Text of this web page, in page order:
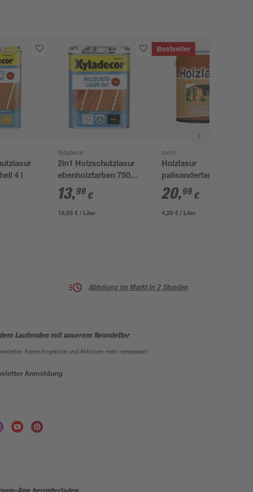
4 l
Xyladecor
2in1 Holzschutzlasur
ebenholzfarben 750
ml
13,99 €
18,65 € / Liter
Bestseller
toom
Holzlasur
palisanderfarben 5 l
20,99 €
4,20 € / Liter
Abholung im Markt in 2 Stunden
Laufenden mit unserem Newsletter
Keine Angebote und Aktionen mehr verpassen!
Anmeldung
App herunterladen